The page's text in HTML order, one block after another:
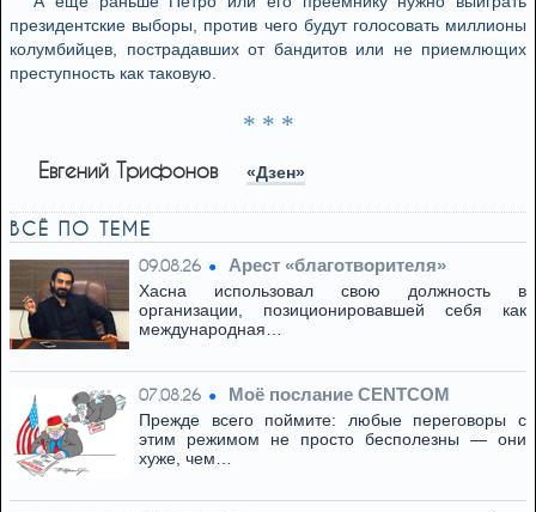
президентские выборы, против чего будут голосовать миллионы
колумбийцев, пострадавших от бандитов или не приемлющих
преступность как таковую.
* * *
Евгений Трифонов «Дзен»
ВСЁ ПО ТЕМЕ
09.08.26 Арест «благотворителя»
Хасна использовал свою должность в
организации, позиционировавшей себя как
международная…
07.08.26 Моё послание CENTCOM
Прежде всего поймите: любые переговоры с
этим режимом не просто бесполезны — они
хуже, чем…